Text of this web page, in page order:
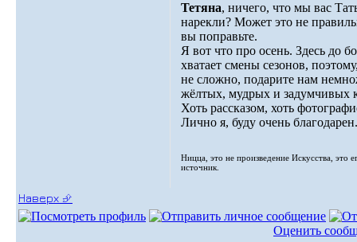
Тетяна, ничего, что мы вас
нарекли? Может это не
вы поправьте.
Я вот что про осень. Здесь до
хватает смены сезонов,
не сложно, подарите нам
жёлтых, мудрых и задумчивых
Хоть рассказом, хоть
Лично я, буду очень благодарен.
Ницца, это не произведение Искусства, это
источник.
Наверх ⮵
Оценить